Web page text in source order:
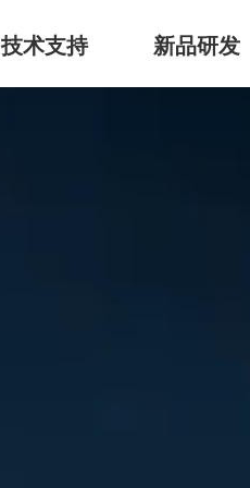
技术支持 新品研发